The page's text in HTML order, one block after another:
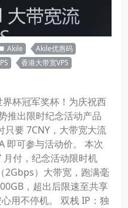
Akile
Akile优惠码
香港大带宽VPS
杯冠军奖杯！为庆祝西
推出限时纪念活动产品
只要 7CNY，大带宽大流
即可参与活动价。 本次
月付，纪念活动限时机
）大带宽，跑满毫
，超出后限速至共享
用不停机。 双栈 IP：独